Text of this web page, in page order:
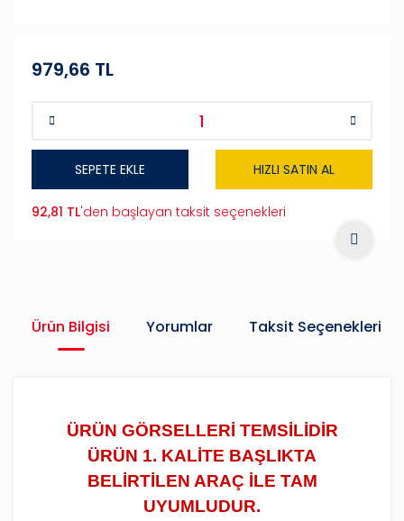
979,66 TL
SEPETE EKLE HIZLI SATIN AL
92,81 TL'den başlayan taksit seçenekleri
Ürün Bilgisi Yorumlar Taksit Seçenekleri
ÜRÜN GÖRSELLERİ TEMSİLİDİR
ÜRÜN 1. KALİTE BAŞLIKTA
BELİRTİLEN ARAÇ İLE TAM
UYUMLUDUR.